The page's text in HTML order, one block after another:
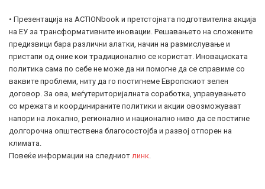
• Презентација на ACTIONbook и претстојната подготвителна акција
на ЕУ за трансформативните иновации. Решавањето на сложените
предизвици бара различни алатки, начин на размислување и
пристапи од оние кои традиционално се користат. Иновациската
политика сама по себе не може да ни помогне да се справиме со
ваквите проблеми, ниту да го постигнеме Европскиот зелен
договор. За ова, меѓутериторијалната соработка, управувањето
со мрежата и координираните политики и акции овозможуваат
напори на локално, регионално и национално ниво да се постигне
долгорочна општествена благосостојба и развој отпорен на
климата.
Повеќе информации на следниот линк.